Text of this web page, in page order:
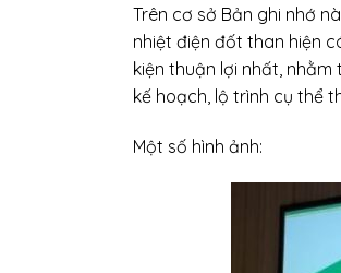
Trên cơ sở Bản ghi nhớ
nhiệt điện đốt than hiện
kiện thuận lợi nhất,
kế hoạch, lộ trình cụ thể
Một số hình ảnh: